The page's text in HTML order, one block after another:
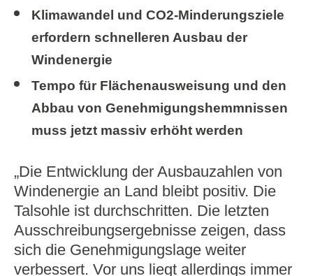
Klimawandel und CO2-Minderungsziele
erfordern schnelleren Ausbau der
Windenergie
Tempo für Flächenausweisung und den
Abbau von Genehmigungshemmnissen
muss jetzt massiv erhöht werden
„Die Entwicklung der Ausbauzahlen von
Windenergie an Land bleibt positiv. Die
Talsohle ist durchschritten. Die letzten
Ausschreibungsergebnisse zeigen, dass
sich die Genehmigungslage weiter
verbessert. Vor uns liegt allerdings immer